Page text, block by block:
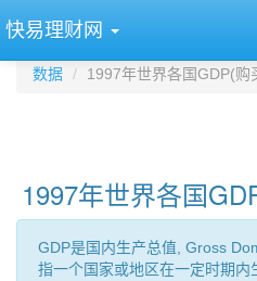
快易理财网
数据 1997年世界各国GDP(购
1997年世界各国
GDP是国内生产总值, Gross
指一个国家或地区在一定时期